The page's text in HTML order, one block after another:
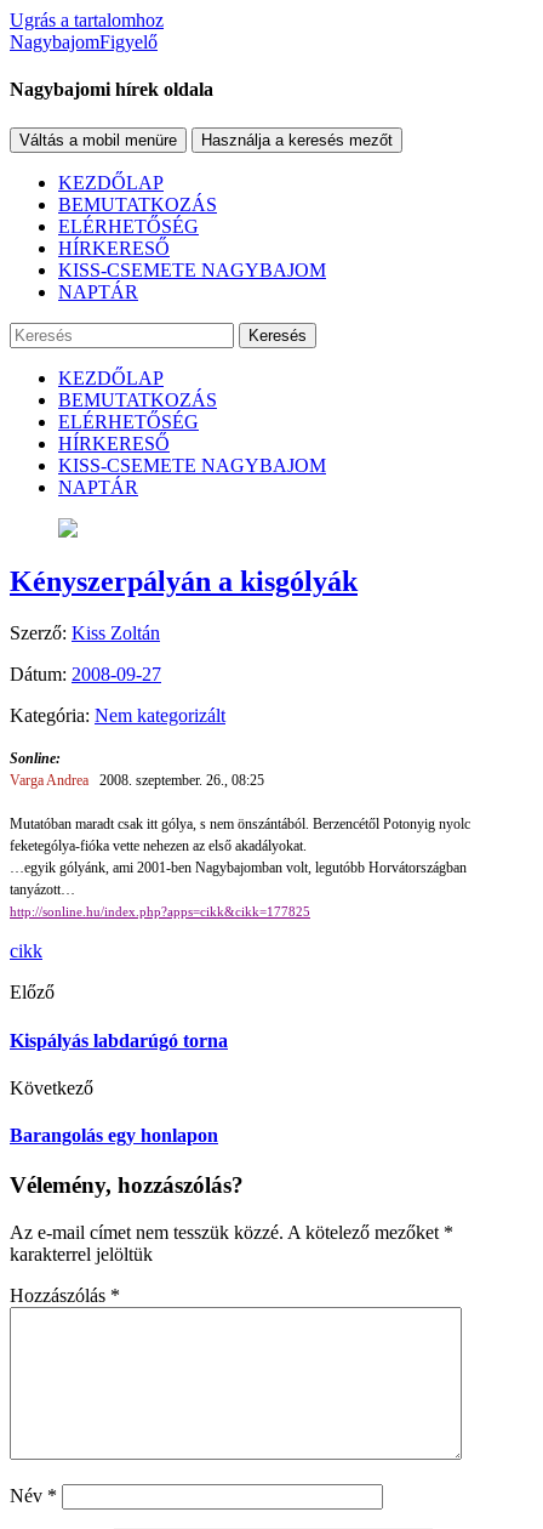
Ugrás a tartalomhoz
NagybajomFigyelő
Nagybajomi hírek oldala
Váltás a mobil menüre Használja a keresés mezőt
KEZDŐLAP
BEMUTATKOZÁS
ELÉRHETŐSÉG
HÍRKERESŐ
KISS-CSEMETE NAGYBAJOM
NAPTÁR
Keresés
KEZDŐLAP
BEMUTATKOZÁS
ELÉRHETŐSÉG
HÍRKERESŐ
KISS-CSEMETE NAGYBAJOM
NAPTÁR
Kényszerpályán a kisgólyák
Szerző: Kiss Zoltán
Dátum: 2008-09-27
Kategória: Nem kategorizált
Sonline:
Varga Andrea
2008. szeptember. 26., 08:25
Mutatóban maradt csak itt gólya, s nem önszántából. Berzencétől Potonyig nyolc
feketególya-fióka vette nehezen az első akadályokat.
…egyik gólyánk, ami 2001-ben Nagybajomban volt, legutóbb Horvátországban
tanyázott…
http://sonline.hu/index.php?apps=cikk&cikk=177825
cikk
Előző
Kispályás labdarúgó torna
Következő
Barangolás egy honlapon
Vélemény, hozzászólás?
Az e-mail címet nem tesszük közzé. A kötelező mezőket *
karakterrel jelöltük
Hozzászólás *
Név *